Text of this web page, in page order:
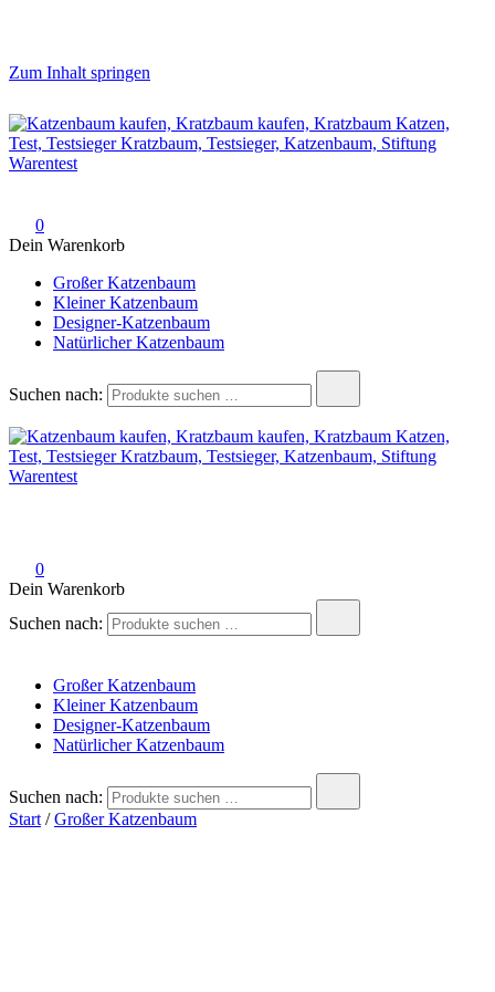
Zum Inhalt springen
0
Dein Warenkorb
Großer Katzenbaum
Kleiner Katzenbaum
Designer-Katzenbaum
Natürlicher Katzenbaum
Suchen nach:
0
Dein Warenkorb
Suchen nach:
Großer Katzenbaum
Kleiner Katzenbaum
Designer-Katzenbaum
Natürlicher Katzenbaum
Suchen nach:
Start /Großer Katzenbaum